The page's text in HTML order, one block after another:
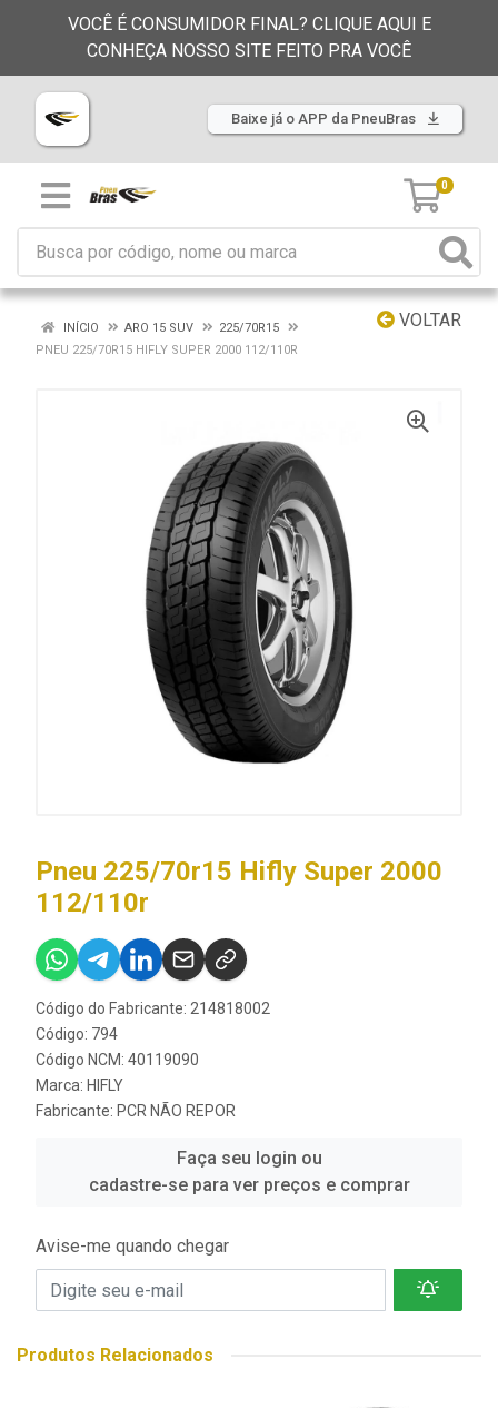
VOCÊ É CONSUMIDOR FINAL? CLIQUE AQUI E
CONHEÇA NOSSO SITE FEITO PRA VOCÊ
Baixe já o APP da PneuBras
0
VOLTAR
INÍCIO ARO 15 SUV
225/70R15
PNEU 225/70R15 HIFLY SUPER 2000 112/110R
Pneu 225/70r15 Hifly Super 2000
112/110r
Código do Fabricante: 214818002
Código: 794
Código NCM: 40119090
Marca: HIFLY
Fabricante: PCR NÃO REPOR
Faça seu login ou
cadastre-se para ver preços e comprar
Avise-me quando chegar
Produtos Relacionados